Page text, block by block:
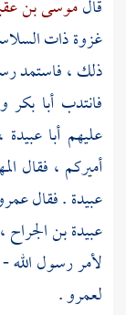
قالموسى بن
غزوة ذات
ذلك ، فاستمد
فانتدب أبا بكر
عليهم أبا عبيدة ،
أميركم ، فقال
عبيدة. فقال
عبيدة بن الجراح ،
لأمر رسول الله
لعمرو.